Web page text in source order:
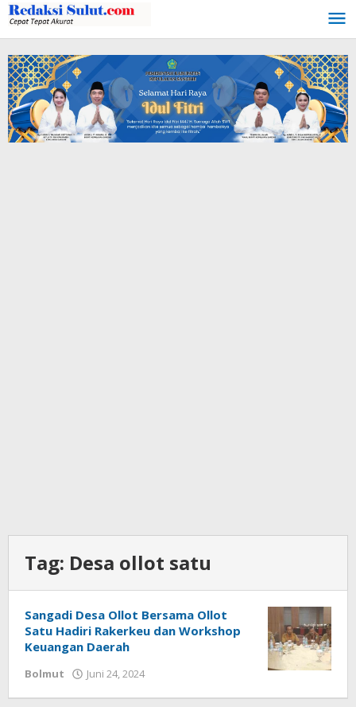
Lewati
ke
konten
Tag: Desa ollot satu
Sangadi Desa Ollot Bersama Ollot
Satu Hadiri Rakerkeu dan Workshop
Keuangan Daerah
Bolmut Juni 24, 2024